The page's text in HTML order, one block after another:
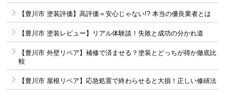
【豊川市 塗装評価】高評価＝安心じゃない!? 本当の優良業者とは
【豊川市 塗装レビュー】リアル体験談！失敗と成功の分かれ道
【豊川市 外壁リペア】補修で済ませる？塗装とどっちが得か徹底比
較
【豊川市 屋根リペア】応急処置で終わらせると大損！正しい修繕法